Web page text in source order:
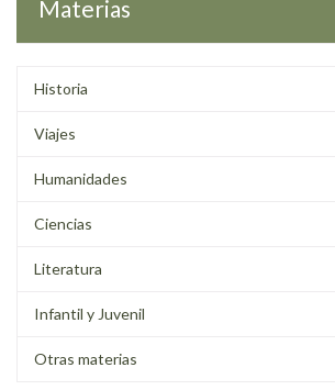
Materias
Historia
Viajes
Humanidades
Ciencias
Literatura
Infantil y Juvenil
Otras materias